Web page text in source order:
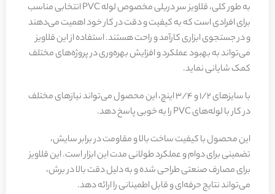
به طور کلی، قلاویز سر دریلی مخصوص لوله PVC انتخابی مناسب
برای افرادی است که به کیفیت و دقت در کار خود اهمیت می‌دهند
و در جستجوی ابزاری کارآمد و راحت هستند. استفاده از این قلاویز
می‌تواند به بهبود عملکرد و افزایش بهره‌وری در پروژه‌های مختلف
کمک شایانی نماید.
با سایزهای 1/2 و 3/4 اینچ، این محصول می‌تواند نیازهای مختلف
در کار با لوله‌های PVC را به خوبی پاسخ دهد.
این محصول با کیفیت ساخت بالا و مقاومت در برابر سایش،
تضمینی برای دوام و عملکرد طولانی مدت این ابزار است. این قلاویز
برای مصارف صنعتی طراحی شده و به دلیل دقت بالا در برش،
می‌تواند نتایج حرفه‌ای و قابل اطمینانی را ارائه دهد.